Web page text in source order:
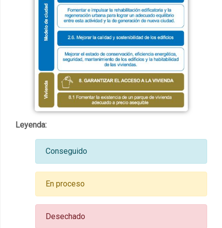
Leyenda:
Conseguido
En proceso
Desechado